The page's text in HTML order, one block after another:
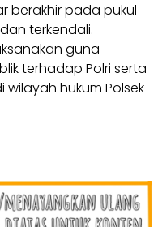
berakhir pada pukul
terkendali.
guna
terhadap Polri serta
hukum Polsek